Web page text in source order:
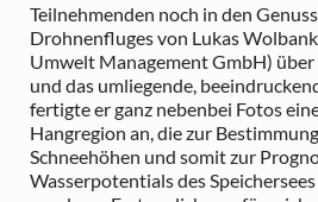
Teilnehmenden noch in den
Drohnenfluges von Lukas
Umwelt Management GmbH)
und das umliegende,
fertigte er ganz nebenbei Fotos
Hangregion an, die zur
Schneehöhen und somit zur
Wasserpotentials des